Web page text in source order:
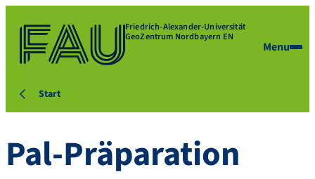
Friedrich-Alexander-Universität
GeoZentrum Nordbayern EN
Menu
Start
Pal-Präparation